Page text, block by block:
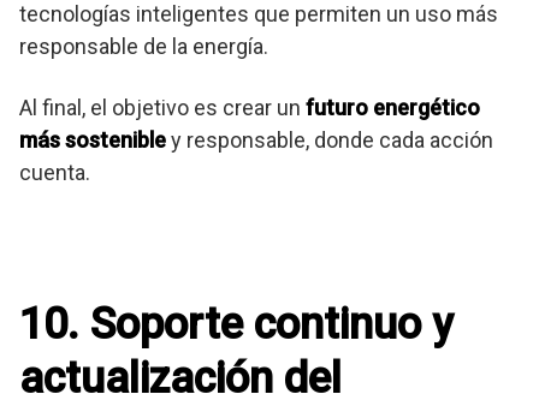
tecnologías inteligentes que permiten un uso más
responsable de la energía.
Al final, el objetivo es crear un futuro energético
más sostenibley responsable, donde cada acción
cuenta.
10. Soporte continuo y
actualización del